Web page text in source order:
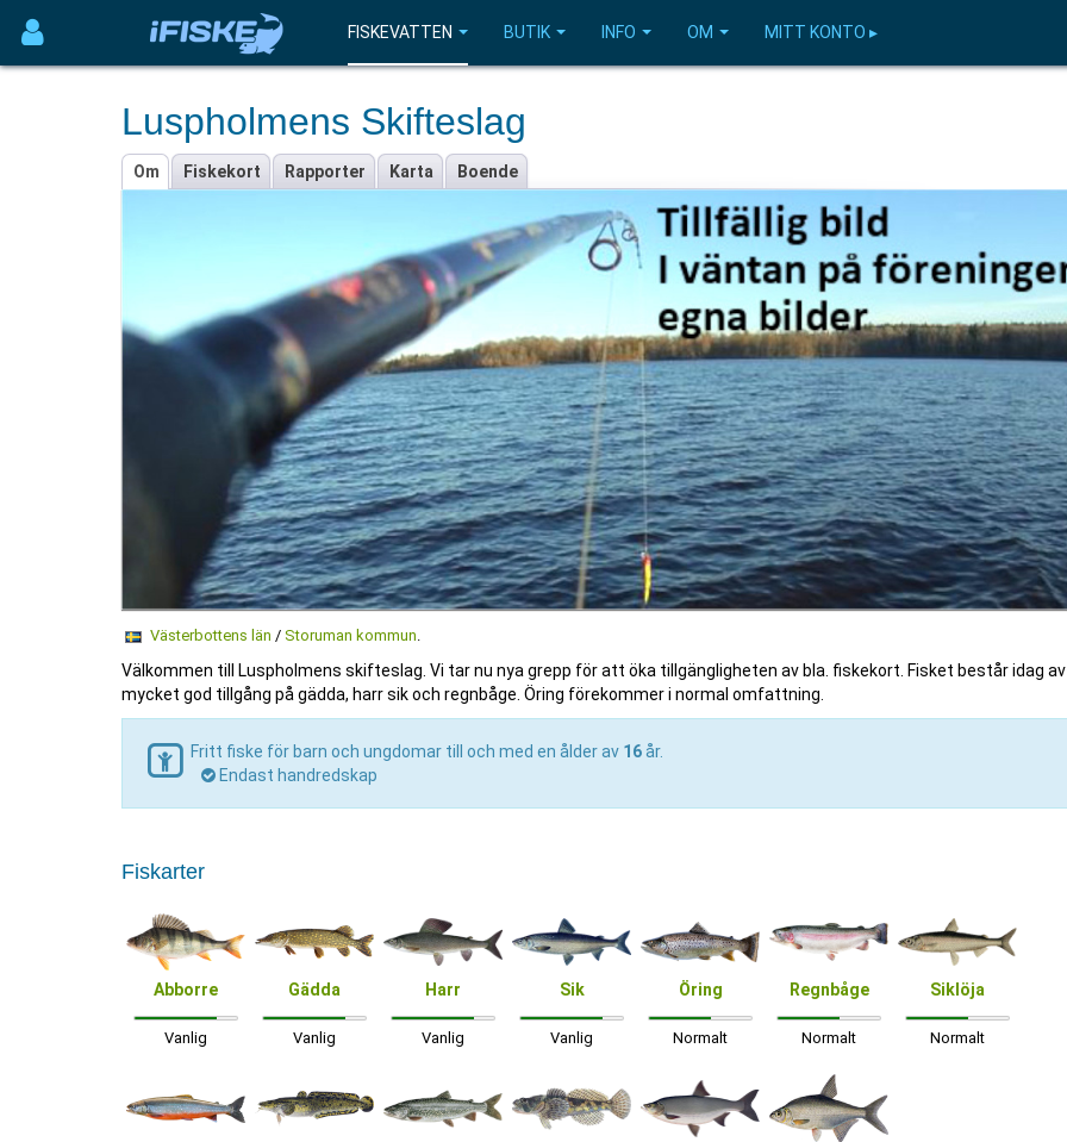
FISKEVATTEN BUTIK INFO OM MITT KONTO ▸
Luspholmens Skifteslag
Om Fiskekort Rapporter Karta Boende
Västerbottens län / Storuman kommun.
Välkommen till Luspholmens skifteslag. Vi tar nu nya grepp för att öka tillgängligheten av bla. fiskekort. Fisket består idag av
mycket god tillgång på gädda, harr sik och regnbåge. Öring förekommer i normal omfattning.
Fritt fiske för barn och ungdomar till och med en ålder av 16år.
Endast handredskap
Fiskarter
Abborre
Vanlig
Gädda
Vanlig
Harr
Vanlig
Sik
Vanlig
Öring
Normalt
Regnbåge
Normalt
Siklöja
Normalt